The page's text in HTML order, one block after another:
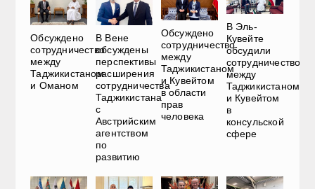
Обсуждено
сотрудничество
между
Таджикистаном
и Оманом
В Вене
обсуждены
перспективы
расширения
сотрудничества
Таджикистана
с
Австрийским
агентством
по
развитию
Обсуждено
сотрудничество
между
Таджикистаном
и Кувейтом
в области
прав
человека
В Эль-
Кувейте
обсудили
сотрудничество
между
Таджикистаном
и Кувейтом
в
консульской
сфере